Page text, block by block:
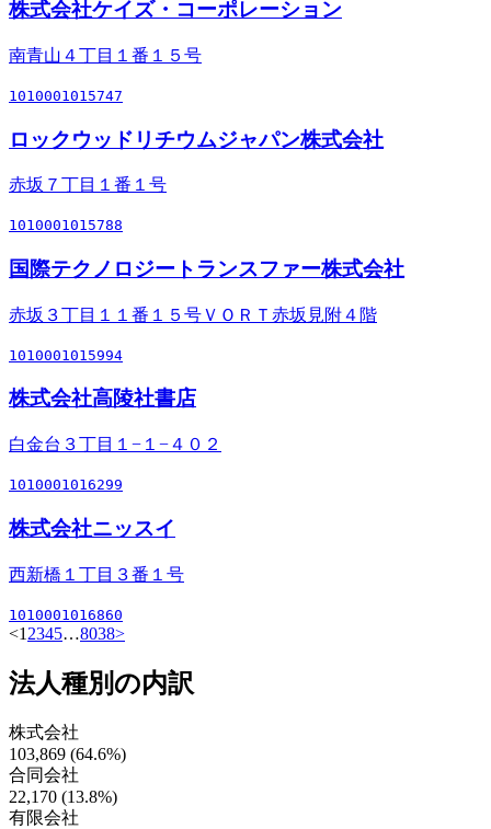
株式会社ケイズ・コーポレーション
南青山４丁目１番１５号
1010001015747
ロックウッドリチウムジャパン株式会社
赤坂７丁目１番１号
1010001015788
国際テクノロジートランスファー株式会社
赤坂３丁目１１番１５号ＶＯＲＴ赤坂見附４階
1010001015994
株式会社高陵社書店
白金台３丁目１−１−４０２
1010001016299
株式会社ニッスイ
西新橋１丁目３番１号
1010001016860
<1 2345…8038>
法人種別の内訳
株式会社
103,869 (64.6%)
合同会社
22,170 (13.8%)
有限会社